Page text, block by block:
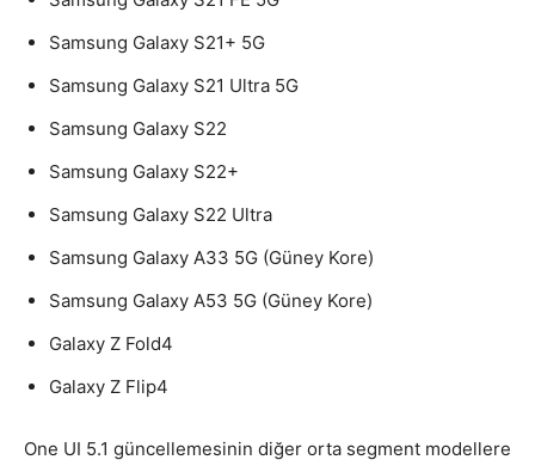
Samsung Galaxy S21+ 5G
Samsung Galaxy S21 Ultra 5G
Samsung Galaxy S22
Samsung Galaxy S22+
Samsung Galaxy S22 Ultra
Samsung Galaxy A33 5G (Güney Kore)
Samsung Galaxy A53 5G (Güney Kore)
Galaxy Z Fold4
Galaxy Z Flip4
One UI 5.1 güncellemesinin diğer orta segment modellere